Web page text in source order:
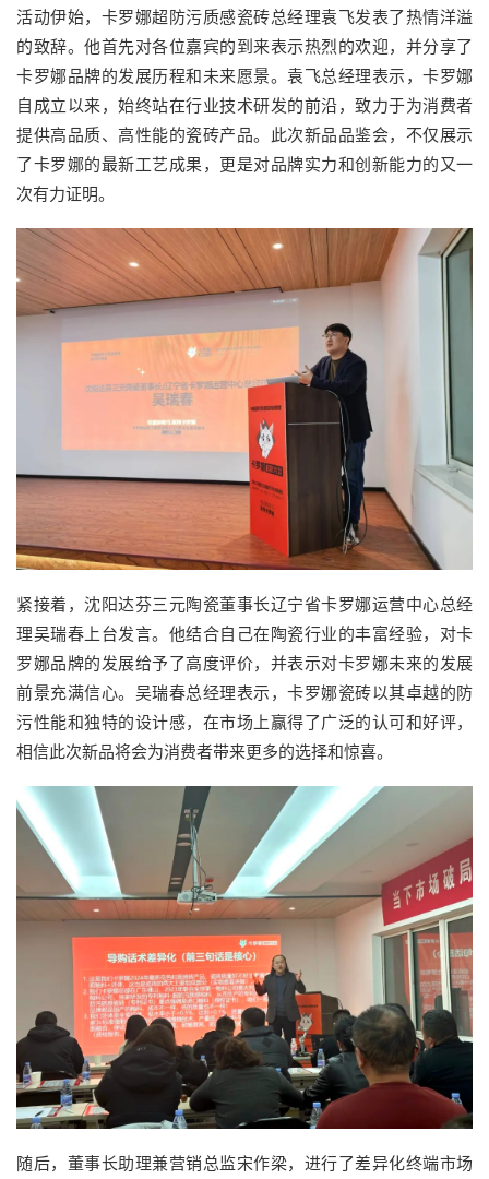
活动伊始，卡罗娜超防污质感瓷砖总经理袁飞发表了热情洋溢
的致辞。他首先对各位嘉宾的到来表示热烈的欢迎，并分享了
卡罗娜品牌的发展历程和未来愿景。袁飞总经理表示，卡罗娜
自成立以来，始终站在行业技术研发的前沿，致力于为消费者
提供高品质、高性能的瓷砖产品。此次新品品鉴会，不仅展示
了卡罗娜的最新工艺成果，更是对品牌实力和创新能力的又一
次有力证明。
紧接着，沈阳达芬三元陶瓷董事长辽宁省卡罗娜运营中心总经
理吴瑞春上台发言。他结合自己在陶瓷行业的丰富经验，对卡
罗娜品牌的发展给予了高度评价，并表示对卡罗娜未来的发展
前景充满信心。吴瑞春总经理表示，卡罗娜瓷砖以其卓越的防
污性能和独特的设计感，在市场上赢得了广泛的认可和好评，
相信此次新品将会为消费者带来更多的选择和惊喜。
随后，董事长助理兼营销总监宋作梁，进行了差异化终端市场